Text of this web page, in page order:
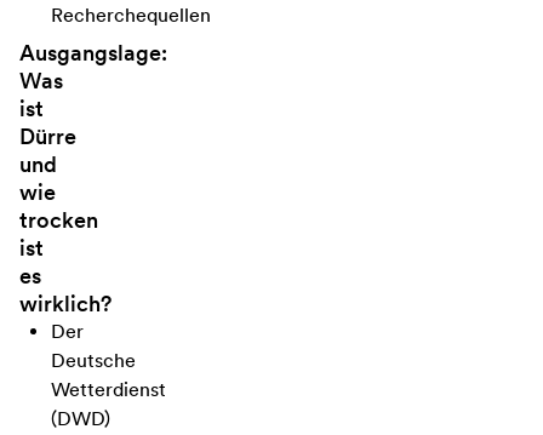
Recherchequellen
Ausgangslage:
Was
ist
Dürre
und
wie
trocken
ist
es
wirklich?
Der
Deutsche
Wetterdienst
(DWD)